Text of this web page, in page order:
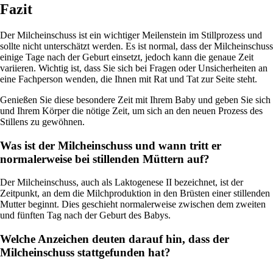
Fazit
Der Milcheinschuss ist ein wichtiger Meilenstein im Stillprozess und
sollte nicht unterschätzt werden. Es ist normal, dass der Milcheinschuss
einige Tage nach der Geburt einsetzt, jedoch kann die genaue Zeit
variieren. Wichtig ist, dass Sie sich bei Fragen oder Unsicherheiten an
eine Fachperson wenden, die Ihnen mit Rat und Tat zur Seite steht.
Genießen Sie diese besondere Zeit mit Ihrem Baby und geben Sie sich
und Ihrem Körper die nötige Zeit, um sich an den neuen Prozess des
Stillens zu gewöhnen.
Was ist der Milcheinschuss und wann tritt er
normalerweise bei stillenden Müttern auf?
Der Milcheinschuss, auch als Laktogenese II bezeichnet, ist der
Zeitpunkt, an dem die Milchproduktion in den Brüsten einer stillenden
Mutter beginnt. Dies geschieht normalerweise zwischen dem zweiten
und fünften Tag nach der Geburt des Babys.
Welche Anzeichen deuten darauf hin, dass der
Milcheinschuss stattgefunden hat?